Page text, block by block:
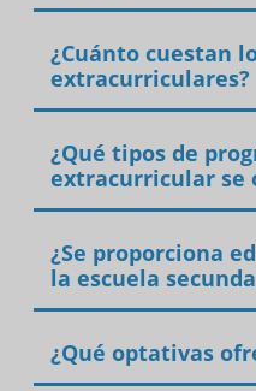
¿Cuánto cuestan
extracurriculares?
¿Qué tipos de
extracurricular se
¿Se proporciona
la escuela
¿Qué optativas